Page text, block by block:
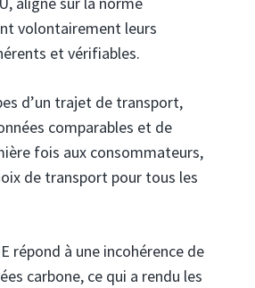
volontairement leurs
et vérifiables.
d’un trajet de transport,
comparables et de
fois aux consommateurs,
de transport pour tous les
répond à une incohérence de
carbone, ce qui a rendu les